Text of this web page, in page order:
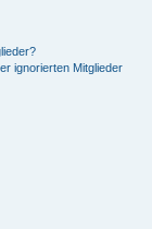
ignorierten Mitglieder